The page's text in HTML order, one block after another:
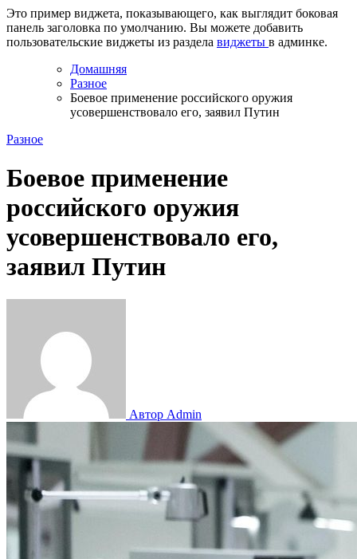
Это пример виджета, показывающего, как выглядит боковая
панель заголовка по умолчанию. Вы можете добавить
пользовательские виджеты из раздела виджеты в админке.
Домашняя
Разное
Боевое применение российского оружия
усовершенствовало его, заявил Путин
Разное
Боевое применение
российского оружия
усовершенствовало его,
заявил Путин
Автор Admin